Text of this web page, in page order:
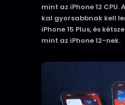
mint az iPhone 12 CPU.
kal gyorsabbnak kell
iPhone 15 Plus, és
mint az iPhone 12-nek.